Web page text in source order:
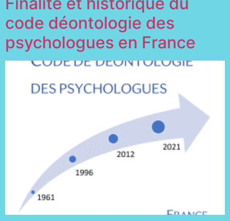
code déontologie des
psychologues en France